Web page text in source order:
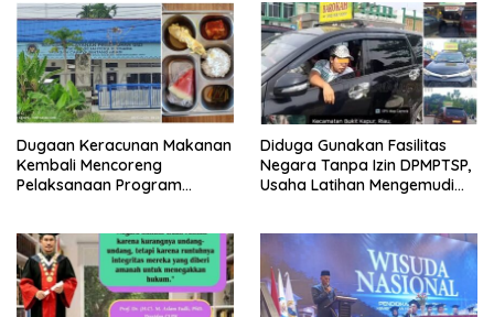
Dugaan Keracunan Makanan
Kembali Mencoreng
Pelaksanaan Program
Bersama Kota Dumai
Diduga Gunakan Fasilitas
Negara Tanpa Izin DPMPTSP,
Usaha Latihan Mengemudi